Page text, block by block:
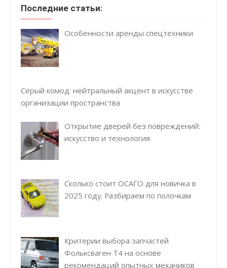
Последние статьи:
Особенности аренды спецтехники
Серый комод: нейтральный акцент в искусстве
организации пространства
Открытие дверей без повреждений:
искусство и технология
Сколько стоит ОСАГО для новичка в
2025 году. Разбираем по полочкам
Критерии выбора запчастей
Фольксваген Т4 на основе
рекомендаций опытных механиков